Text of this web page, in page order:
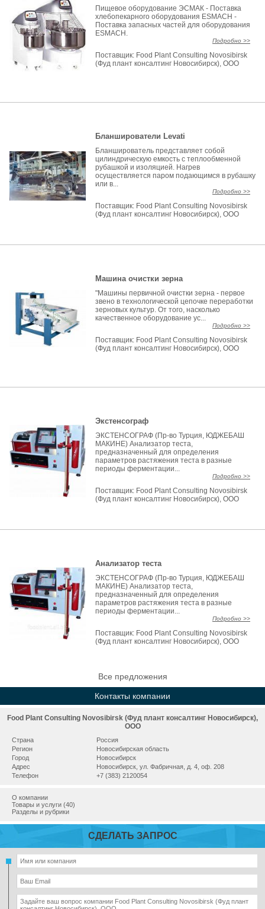
Пищевое оборудование ЭСМАК - Поставка
хлебопекарного оборудования ESMACH -
Поставка запасных частей для оборудования
ESMACH.
Подробно >>
Поставщик: Food Plant Consulting Novosibirsk
(Фуд плант консалтинг Новосибирск), ООО
Бланширователи Levati
Бланширователь представляет собой
цилиндрическую емкость с теплообменной
рубашкой и изоляцией. Нагрев
осуществляется паром подающимся в рубашку
или в...
Подробно >>
Поставщик: Food Plant Consulting Novosibirsk
(Фуд плант консалтинг Новосибирск), ООО
Машина очистки зерна
"Машины первичной очистки зерна - первое
звено в технологической цепочке переработки
зерновых культур. От того, насколько
качественное оборудование ус...
Подробно >>
Поставщик: Food Plant Consulting Novosibirsk
(Фуд плант консалтинг Новосибирск), ООО
Экстенсограф
ЭКСТЕНСОГРАФ (Пр-во Турция, ЮДЖЕБАШ
МАКИНЕ) Анализатор теста,
предназначенный для определения
параметров растяжения теста в разные
периоды ферментации...
Подробно >>
Поставщик: Food Plant Consulting Novosibirsk
(Фуд плант консалтинг Новосибирск), ООО
Анализатор теста
ЭКСТЕНСОГРАФ (Пр-во Турция, ЮДЖЕБАШ
МАКИНЕ) Анализатор теста,
предназначенный для определения
параметров растяжения теста в разные
периоды ферментации...
Подробно >>
Поставщик: Food Plant Consulting Novosibirsk
(Фуд плант консалтинг Новосибирск), ООО
Все предложения
Контакты компании
Food Plant Consulting Novosibirsk (Фуд плант консалтинг Новосибирск),
ООО
Страна
Россия
Регион
Новосибирская область
Город
Новосибирск
Адрес
Новосибирск, ул. Фабричная, д. 4, оф. 208
Телефон
+7 (383) 2120054
О компании
Товары и услуги (40)
Разделы и рубрики
СДЕЛАТЬ ЗАПРОС